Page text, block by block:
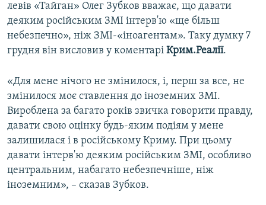
Усі сайти RFE/RL
левів «Тайган» Олег Зубков вважає, що давати
деяким російським ЗМІ інтерв'ю «ще більш
небезпечно», ніж ЗМІ-«іноагентам». Таку думку 7
грудня він висловив у коментарі Крим.Реалії.
«Для мене нічого не змінилося, і, перш за все, не
змінилося моє ставлення до іноземних ЗМІ.
Вироблена за багато років звичка говорити правду,
давати свою оцінку будь-яким подіям у мене
залишилася і в російському Криму. При цьому
давати інтерв'ю деяким російським ЗМІ, особливо
центральним, набагато небезпечніше, ніж
іноземним», – сказав Зубков.